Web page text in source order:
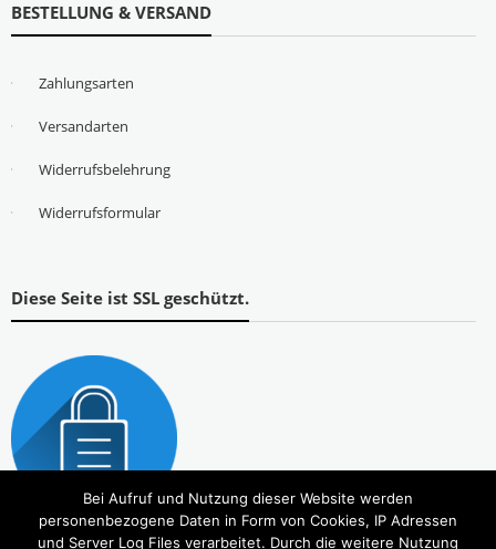
BESTELLUNG & VERSAND
Zahlungsarten
Versandarten
Widerrufsbelehrung
Widerrufsformular
Diese Seite ist SSL geschützt.
Bei Aufruf und Nutzung dieser Website werden
personenbezogene Daten in Form von Cookies, IP Adressen
und Server Log Files verarbeitet. Durch die weitere Nutzung